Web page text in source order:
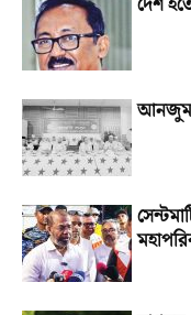
দেশ